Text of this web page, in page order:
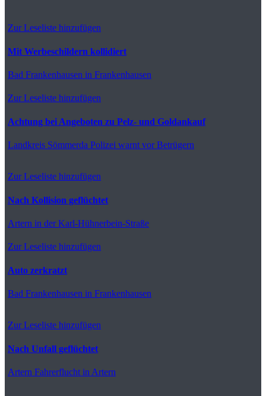
Zur Leseliste hinzufügen
Mit Werbeschildern kollidiert
Bad Frankenhausen in Frankenhausen
Zur Leseliste hinzufügen
Achtung bei Angeboten zu Pelz- und Goldankauf
Landkreis Sömmerda Polizei warnt vor Betrügern
Zur Leseliste hinzufügen
Nach Kollision geflüchtet
Artern in der Karl-Hühnerbein-Straße
Zur Leseliste hinzufügen
Auto zerkratzt
Bad Frankenhausen in Frankenhausen
Zur Leseliste hinzufügen
Nach Unfall geflüchtet
Artern Fahrerflucht in Artern